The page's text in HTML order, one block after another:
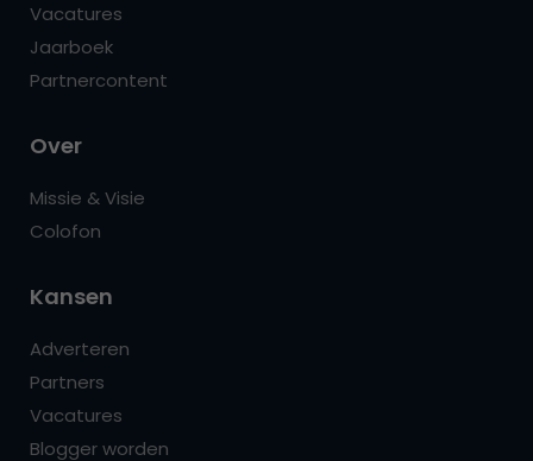
Vacatures
Jaarboek
Partnercontent
Over
Missie & Visie
Colofon
Kansen
Adverteren
Partners
Vacatures
Blogger worden